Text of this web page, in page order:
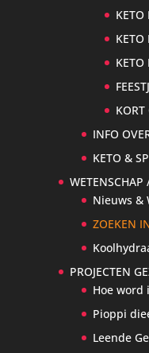
KETO
KETO
KETO
KORT
INFO
KETO &
WETENSCHAP
Nieuws &
ZOEKEN
PROJECTEN
Hoe word
Pioppi
Leende